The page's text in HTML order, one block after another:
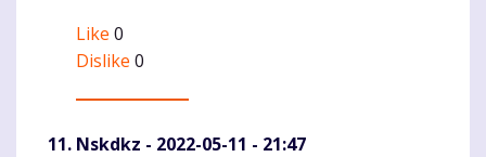
Like 0
Dislike 0
Nskdkz - 2022-05-11 - 21:47